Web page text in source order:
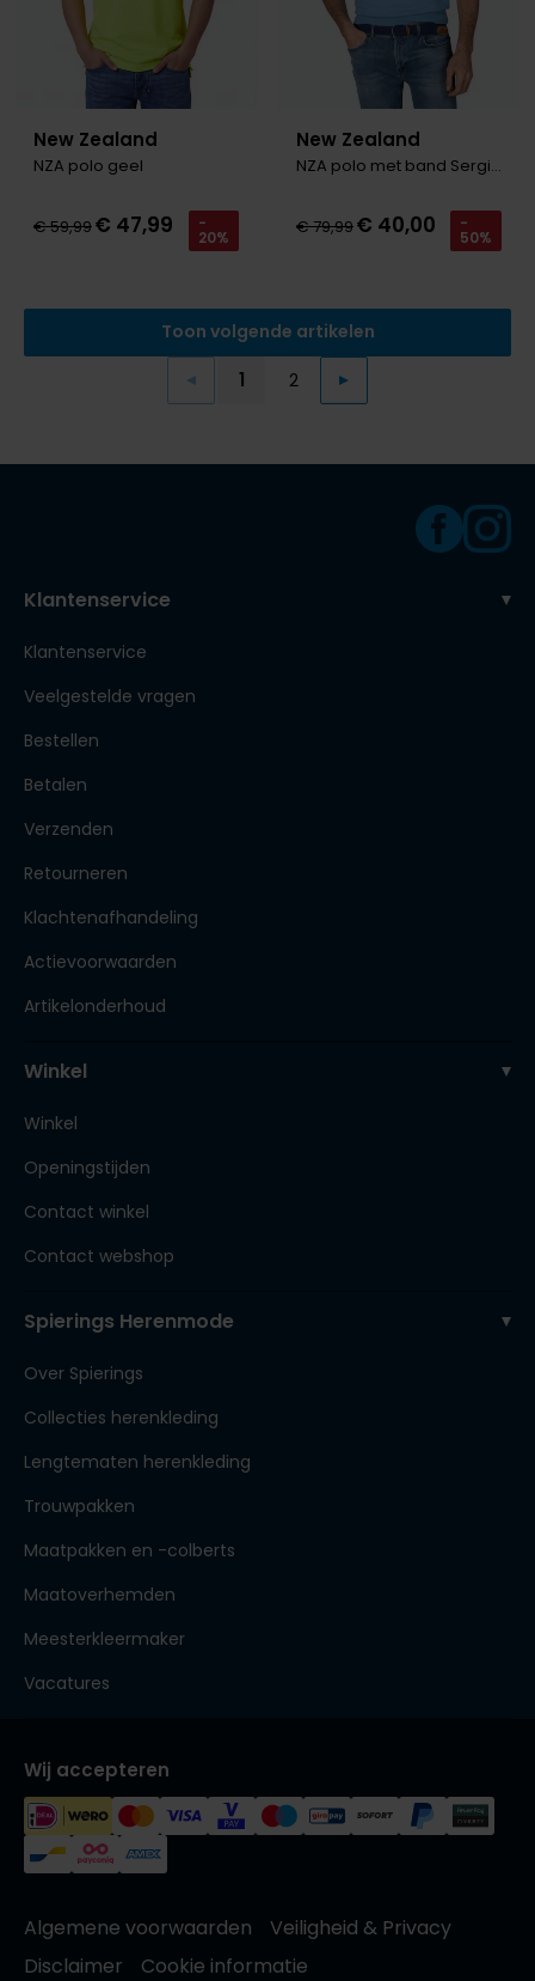
New Zealand
NZA polo geel
€ 59,99€ 47,99 -
20%
New Zealand
NZA polo met band Sergio middenblauw
€ 79,99€ 40,00 -
50%
Toon volgende artikelen
Vorige
1 2 Volgende
Klantenservice
Klantenservice
Veelgestelde vragen
Bestellen
Betalen
Verzenden
Retourneren
Klachtenafhandeling
Actievoorwaarden
Artikelonderhoud
Winkel
Winkel
Openingstijden
Contact winkel
Contact webshop
Spierings Herenmode
Over Spierings
Collecties herenkleding
Lengtematen herenkleding
Trouwpakken
Maatpakken en -colberts
Maatoverhemden
Meesterkleermaker
Vacatures
Wij accepteren
Algemene voorwaarden
Veiligheid & Privacy
Disclaimer
Cookie informatie